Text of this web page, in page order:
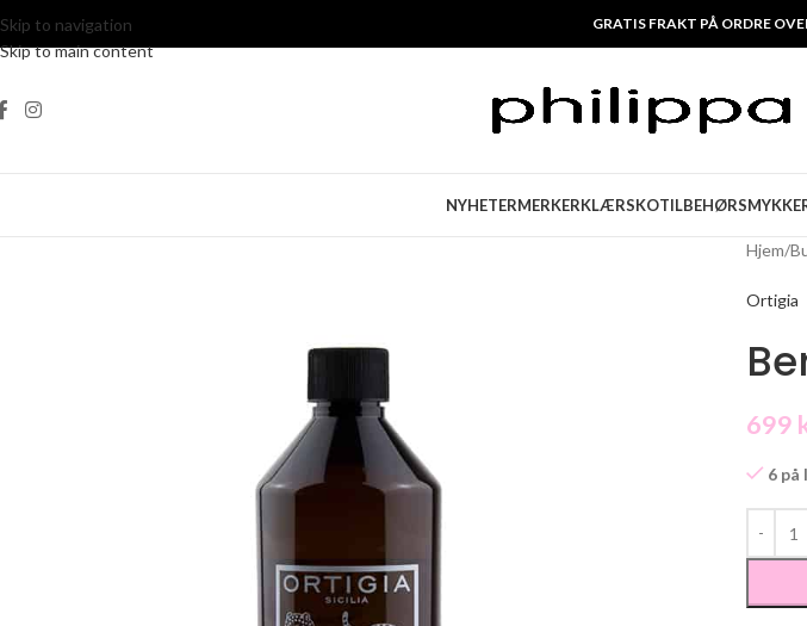
Skip to navigation
Skip to main content
GRATIS FRAKT PÅ ORDRE
NYHETERMERKERKLÆRSKOTILBEHØR
Hjem/
Ortigia
699
6 på